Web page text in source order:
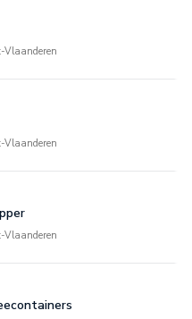
Vlaanderen
Vlaanderen
Vlaanderen